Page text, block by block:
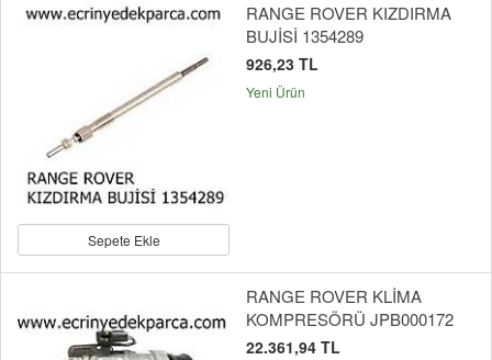
Sepete Ekle
RANGE ROVER KIZDIRMA
BUJİSİ 1354289
926,23 TL
Yeni Ürün
RANGE ROVER KLİMA
KOMPRESÖRÜ JPB000172
22.361,94 TL